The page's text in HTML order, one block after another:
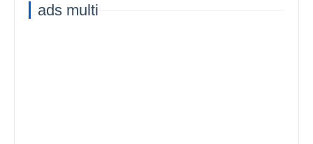
ads multi